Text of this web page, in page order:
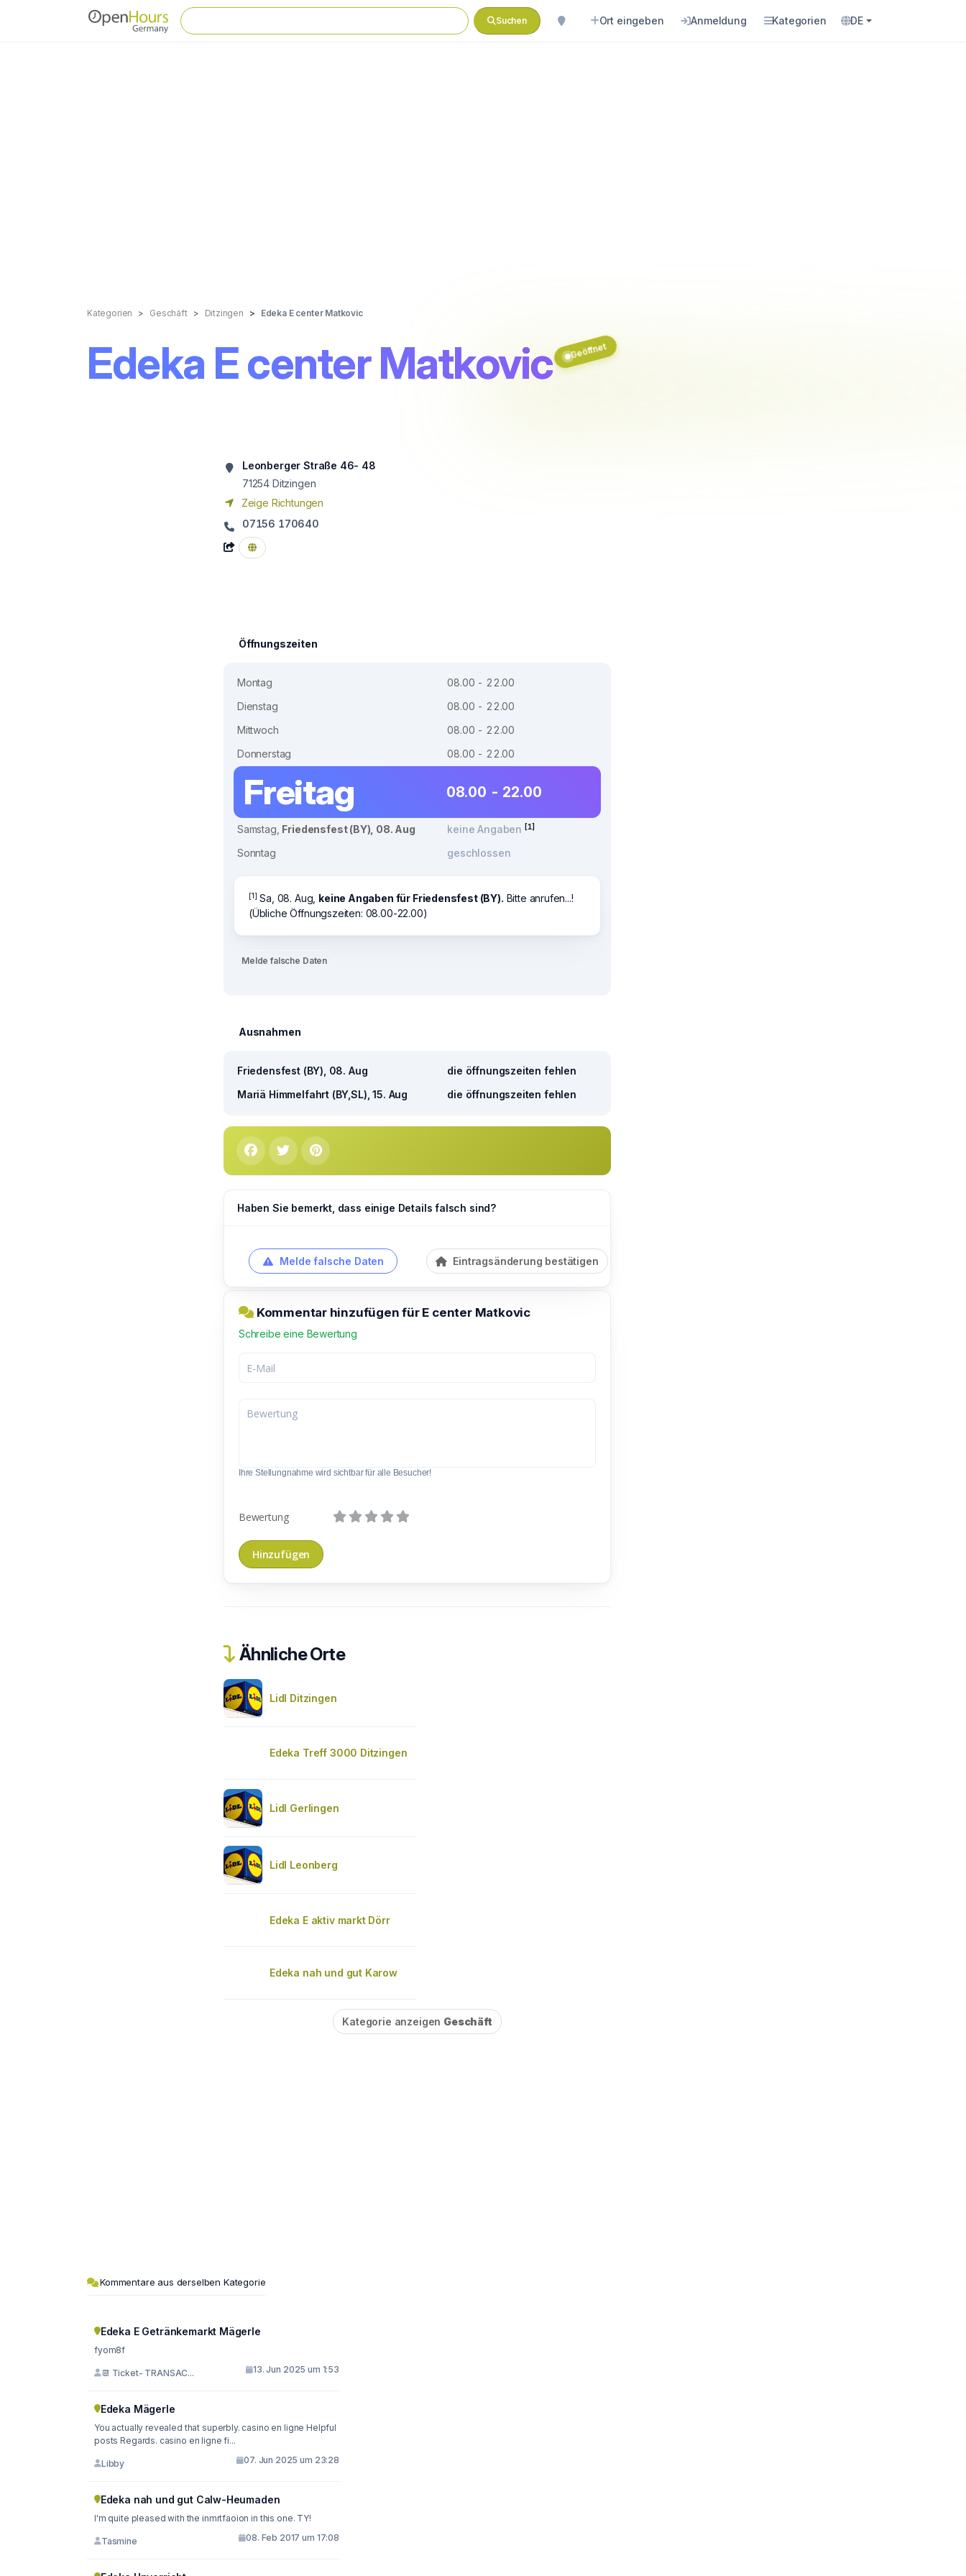
Suchen Ort eingeben Anmeldung Kategorien DE
Kategorien Geschäft Ditzingen Edeka E center Matkovic
Edeka E center Matkovic Geöffnet
Leonberger Straße 46- 48
71254 Ditzingen
Zeige Richtungen
07156 170640
Öffnungszeiten
Montag
08.00 - 22.00
Dienstag
08.00 - 22.00
Mittwoch
08.00 - 22.00
Donnerstag
08.00 - 22.00
Freitag 08.00 - 22.00
Samstag, Friedensfest (BY), 08. Aug keine Angaben [1]
Sonntag geschlossen
[1] Sa, 08. Aug, keine Angaben für Friedensfest (BY). Bitte anrufen...!
(Übliche Öffnungszeiten: 08.00-22.00)
Melde falsche Daten
Ausnahmen
Friedensfest (BY), 08. Aug
die öffnungszeiten fehlen
Mariä Himmelfahrt (BY,SL), 15. Aug
die öffnungszeiten fehlen
Haben Sie bemerkt, dass einige Details falsch sind?
Melde falsche Daten Eintragsänderung bestätigen
Kommentar hinzufügen für E center Matkovic
Schreibe eine Bewertung
Ihre Stellungnahme wird sichtbar für alle Besucher!
Bewertung
Ähnliche Orte
Lidl Ditzingen
Edeka Treff 3000 Ditzingen
Lidl Gerlingen
Lidl Leonberg
Edeka E aktiv markt Dörr
Edeka nah und gut Karow
Kategorie anzeigen Geschäft
Kommentare aus derselben Kategorie
Edeka E Getränkemarkt Mägerle
fyom8f
📆 Ticket- TRANSAC... 13. Jun 2025 um 1:53
Edeka Mägerle
You actually revealed that superbly. casino en ligne Helpful
posts Regards. casino en ligne fi...
Libby 07. Jun 2025 um 23:28
Edeka nah und gut Calw-Heumaden
I'm quite pleased with the inmrtfaoion in this one. TY!
Tasmine 08. Feb 2017 um 17:08